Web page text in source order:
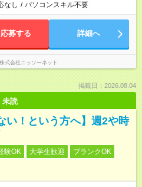
なし / パソコンスキル不要
応募する 詳細へ
株式会社ニッソーネット
掲載日：2026.08.04
未読
い！という方へ】週2や時
験OK 大学生歓迎
ブランクOK